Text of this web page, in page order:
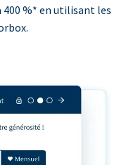
400 %* en utilisant les